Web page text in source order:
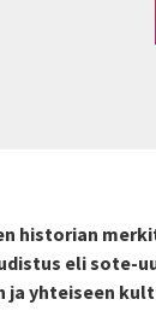
historian
eli
ja yhteiseen